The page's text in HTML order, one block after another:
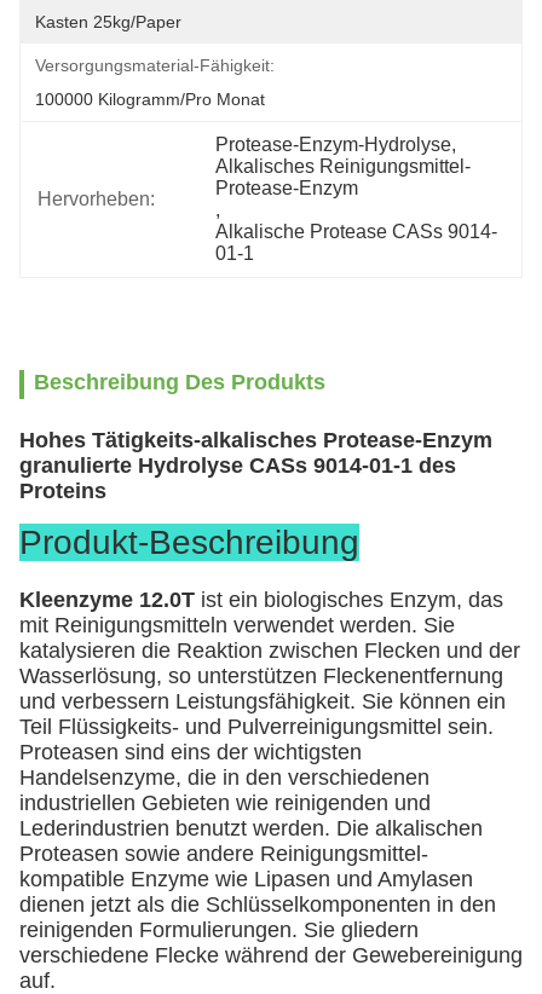
Kasten 25kg/paper
Versorgungsmaterial-Fähigkeit:
100000 Kilogramm/pro Monat
Hervorheben:
Protease-Enzym-Hydrolyse,
Alkalisches Reinigungsmittel-
Protease-Enzym
,
Alkalische Protease CASs 9014-
01-1
Beschreibung Des Produkts
Hohes Tätigkeits-alkalisches Protease-Enzym
granulierte Hydrolyse CASs 9014-01-1 des
Proteins
Produkt-Beschreibung
Kleenzyme 12.0T ist ein biologisches Enzym, das
mit Reinigungsmitteln verwendet werden. Sie
katalysieren die Reaktion zwischen Flecken und der
Wasserlösung, so unterstützen Fleckenentfernung
und verbessern Leistungsfähigkeit. Sie können ein
Teil Flüssigkeits- und Pulverreinigungsmittel sein.
Proteasen sind eins der wichtigsten
Handelsenzyme, die in den verschiedenen
industriellen Gebieten wie reinigenden und
Lederindustrien benutzt werden. Die alkalischen
Proteasen sowie andere Reinigungsmittel-
kompatible Enzyme wie Lipasen und Amylasen
dienen jetzt als die Schlüsselkomponenten in den
reinigenden Formulierungen. Sie gliedern
verschiedene Flecke während der Gewebereinigung
auf.